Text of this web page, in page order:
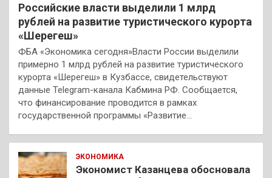
Российские власти выделили 1 млрд
рублей на развитие туристического курорта
«Шерегеш»
ФБА «Экономика сегодня»Власти России выделили
примерно 1 млрд рублей на развитие туристического
курорта «Шерегеш» в Кузбассе, свидетельствуют
данные Telegram-канала Кабмина РФ. Сообщается,
что финансирование проводится в рамках
государственной программы «Развитие…
ЭКОНОМИКА
Экономист Казанцева обосновала